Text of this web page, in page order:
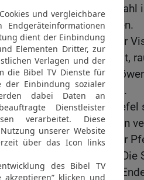
Man nannte mir die
und Abermillionen.
Und so sah ich sie in der
Brustpanzer war feuerrot,
hatten Köpfe wie
Rauch und Schwefel.
Feuer, Rauch und
ein Drittel der Menschen
Die tödliche Wirkung der
von ihren Schwänzen.
Schlangenkopf am